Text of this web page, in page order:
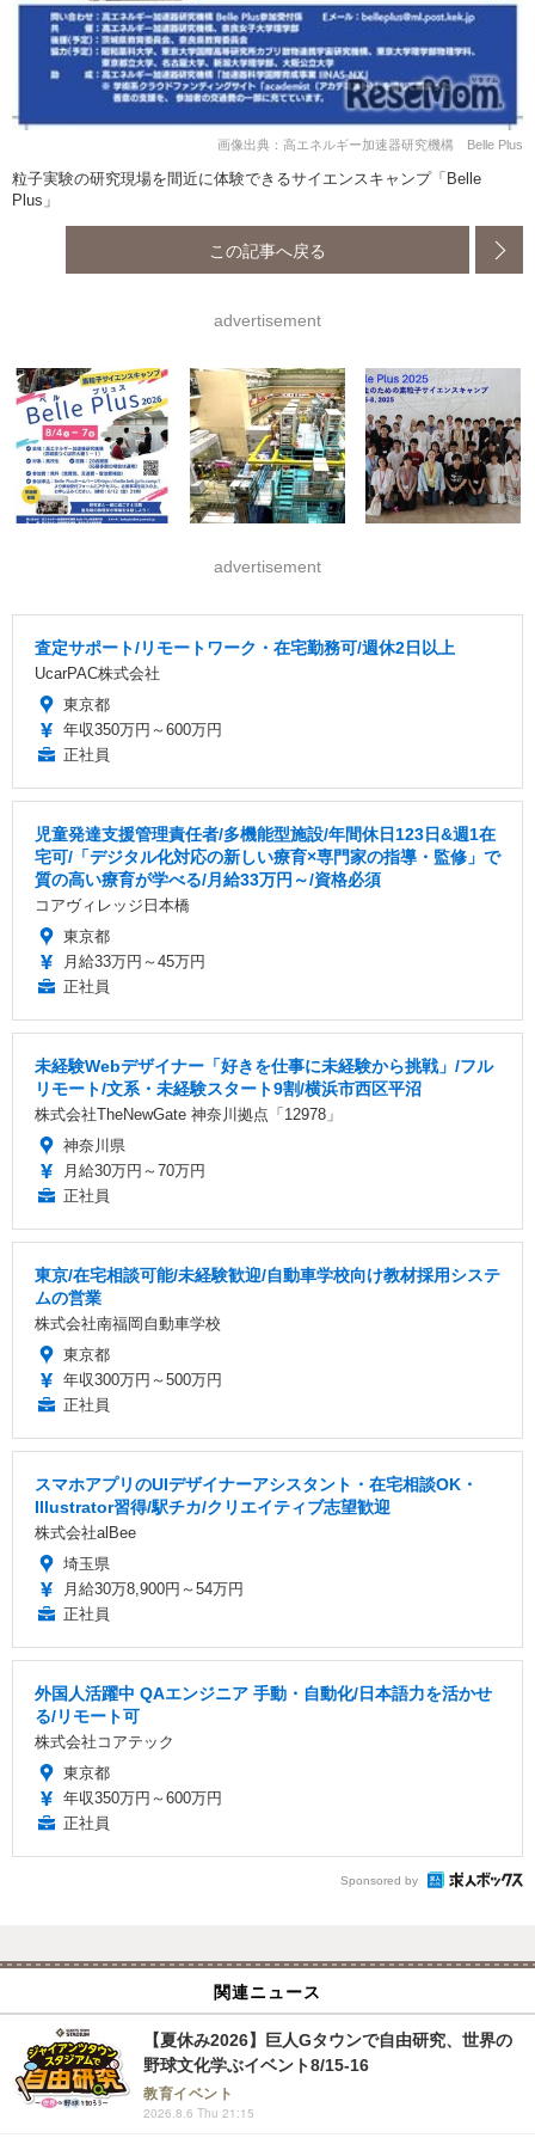
画像出典：高エネルギー加速器研究機構 Belle Plus
粒子実験の研究現場を間近に体験できるサイエンスキャンプ「Belle
Plus」
この記事へ戻る
advertisement
advertisement
査定サポート/リモートワーク・在宅勤務可/週休2日以上
UcarPAC株式会社
東京都
年収350万円～600万円
正社員
児童発達支援管理責任者/多機能型施設/年間休日123日&週1在
宅可/「デジタル化対応の新しい療育×専門家の指導・監修」で
質の高い療育が学べる/月給33万円～/資格必須
コアヴィレッジ日本橋
東京都
月給33万円～45万円
正社員
未経験Webデザイナー「好きを仕事に未経験から挑戦」/フル
リモート/文系・未経験スタート9割/横浜市西区平沼
株式会社TheNewGate 神奈川拠点「12978」
神奈川県
月給30万円～70万円
正社員
東京/在宅相談可能/未経験歓迎/自動車学校向け教材採用システ
ムの営業
株式会社南福岡自動車学校
東京都
年収300万円～500万円
正社員
スマホアプリのUIデザイナーアシスタント・在宅相談OK・
Illustrator習得/駅チカ/クリエイティブ志望歓迎
株式会社alBee
埼玉県
月給30万8,900円～54万円
正社員
外国人活躍中 QAエンジニア 手動・自動化/日本語力を活かせ
る/リモート可
株式会社コアテック
東京都
年収350万円～600万円
正社員
Sponsored by
関連ニュース
【夏休み2026】巨人Gタウンで自由研究、世界の
野球文化学ぶイベント8/15-16
教育イベント
2026.8.6 Thu 21:15